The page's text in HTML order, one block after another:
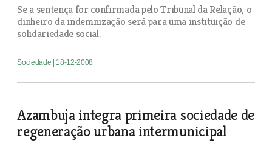
Se a sentença for confirmada pelo Tribunal da Relação, o
dinheiro da indemnização será para uma instituição de
solidariedade social.
Sociedade | 18-12-2008
Azambuja integra primeira sociedade de
regeneração urbana intermunicipal